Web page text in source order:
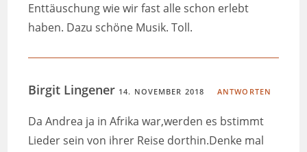
Enttäuschung wie wir fast alle schon erlebt
haben. Dazu schöne Musik. Toll.
Birgit Lingener 14. NOVEMBER 2018 ANTWORTEN
Da Andrea ja in Afrika war,werden es bstimmt
Lieder sein von ihrer Reise dorthin.Denke mal